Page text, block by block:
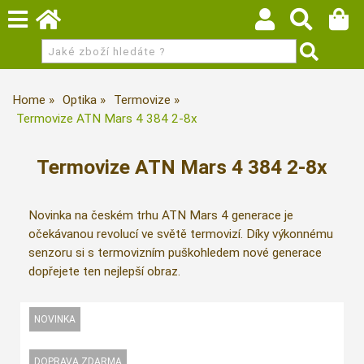
Home Optika
Termovize
Termovize ATN Mars 4 384 2-8x
Termovize ATN Mars 4 384 2-8x
Novinka na českém trhu ATN Mars 4 generace je
očekávanou revolucí ve světě termovizí. Díky výkonnému
senzoru si s termovizním puškohledem nové generace
dopřejete ten nejlepší obraz.